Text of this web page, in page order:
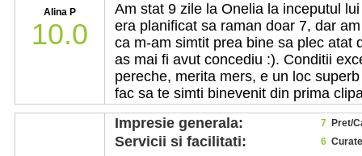
Alina P
10.0
Am stat 9 zile la Onelia la inceputul
era planificat sa raman doar 7, dar
ca m-am simtit prea bine sa plec atat
as mai fi avut concediu :). Conditii
pereche, merita mers, e un loc
fac sa te simti binevenit din prima
Impresie generala:
7 Pret/
Servicii si facilitati: 6